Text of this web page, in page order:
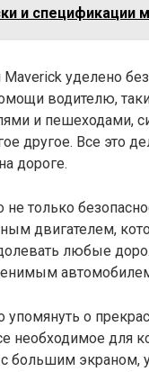
и спецификации
уделено
водителю,
и пешеходами,
другое. Все это
дороге.
не только
двигателем,
любые
о
необходимое для
большим экраном,